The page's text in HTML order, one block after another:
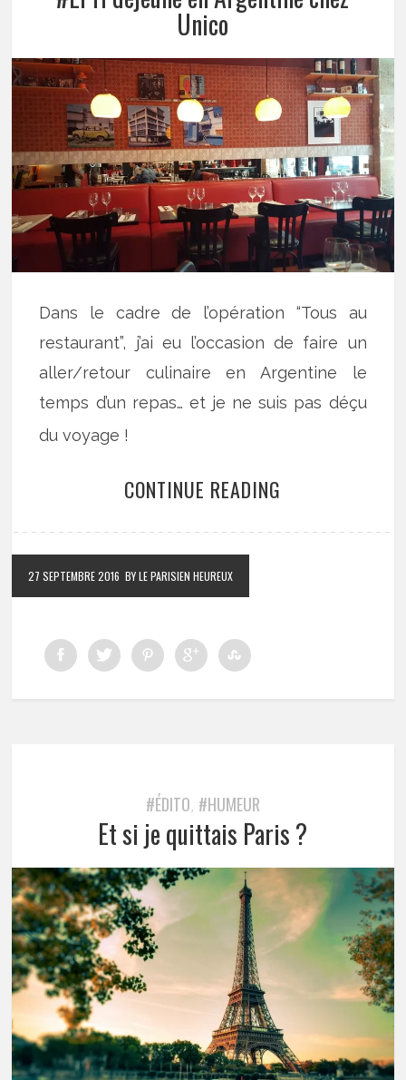
Unico
Dans le cadre de l’opération “Tous au
restaurant”, j’ai eu l’occasion de faire un
aller/retour culinaire en Argentine le
temps d’un repas… et je ne suis pas déçu
du voyage !
CONTINUE READING
27 SEPTEMBRE 2016 BY LE PARISIEN HEUREUX
#ÉDITO, #HUMEUR
Et si je quittais Paris ?